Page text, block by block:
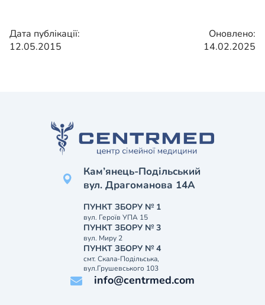
Дата публікації:
12.05.2015
Оновлено:
14.02.2025
Кам’янець-Подільський
вул. Драгоманова 14А
ПУНКТ ЗБОРУ № 1
вул. Героїв УПА 15
ПУНКТ ЗБОРУ № 3
вул. Миру 2
ПУНКТ ЗБОРУ № 4
смт. Скала-Подільська,
вул.Грушевського 103
info@centrmed.com